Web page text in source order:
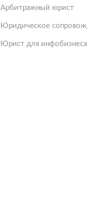
Арбитражный юрист
Юридическое
Юрист для инфобизнеса